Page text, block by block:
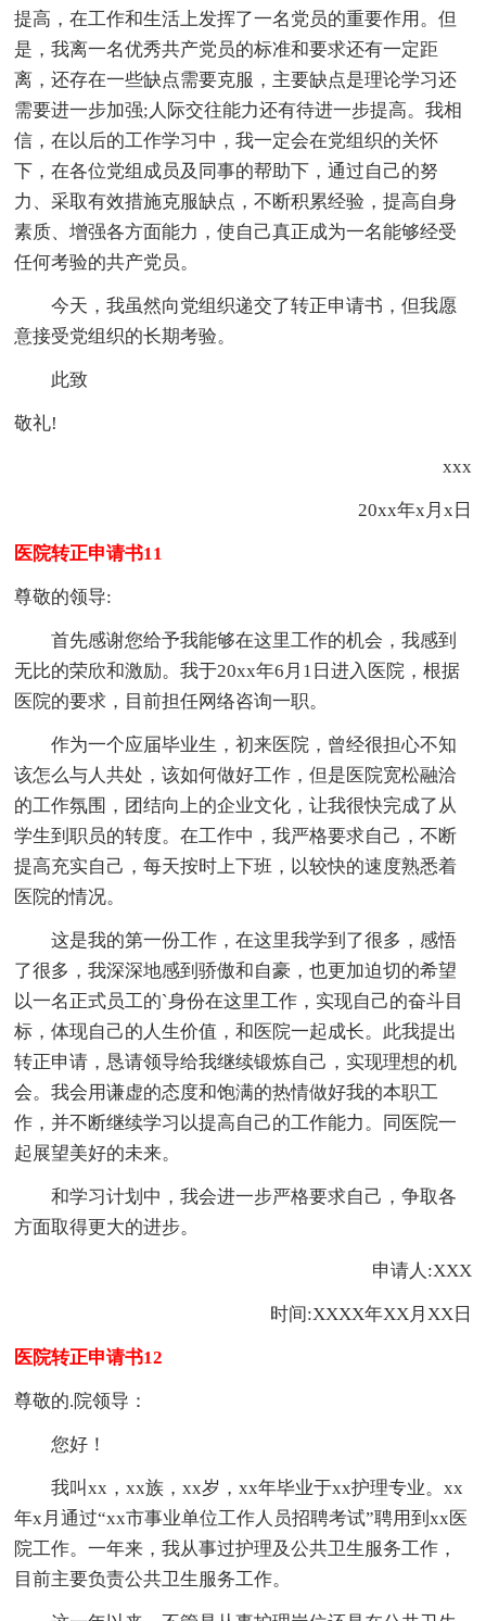
提高，在工作和生活上发挥了一名党员的重要作用。但
是，我离一名优秀共产党员的标准和要求还有一定距
离，还存在一些缺点需要克服，主要缺点是理论学习还
需要进一步加强;人际交往能力还有待进一步提高。我相
信，在以后的工作学习中，我一定会在党组织的关怀
下，在各位党组成员及同事的帮助下，通过自己的努
力、采取有效措施克服缺点，不断积累经验，提高自身
素质、增强各方面能力，使自己真正成为一名能够经受
任何考验的共产党员。
今天，我虽然向党组织递交了转正申请书，但我愿
意接受党组织的长期考验。
此致
敬礼!
xxx
20xx年x月x日
医院转正申请书11
尊敬的领导:
首先感谢您给予我能够在这里工作的机会，我感到
无比的荣欣和激励。我于20xx年6月1日进入医院，根据
医院的要求，目前担任网络咨询一职。
作为一个应届毕业生，初来医院，曾经很担心不知
该怎么与人共处，该如何做好工作，但是医院宽松融洽
的工作氛围，团结向上的企业文化，让我很快完成了从
学生到职员的转度。在工作中，我严格要求自己，不断
提高充实自己，每天按时上下班，以较快的速度熟悉着
医院的情况。
这是我的第一份工作，在这里我学到了很多，感悟
了很多，我深深地感到骄傲和自豪，也更加迫切的希望
以一名正式员工的`身份在这里工作，实现自己的奋斗目
标，体现自己的人生价值，和医院一起成长。此我提出
转正申请，恳请领导给我继续锻炼自己，实现理想的机
会。我会用谦虚的态度和饱满的热情做好我的本职工
作，并不断继续学习以提高自己的工作能力。同医院一
起展望美好的未来。
和学习计划中，我会进一步严格要求自己，争取各
方面取得更大的进步。
申请人:XXX
时间:XXXX年XX月XX日
医院转正申请书12
尊敬的.院领导：
您好！
我叫xx，xx族，xx岁，xx年毕业于xx护理专业。xx
年x月通过“xx市事业单位工作人员招聘考试”聘用到xx医
院工作。一年来，我从事过护理及公共卫生服务工作，
目前主要负责公共卫生服务工作。